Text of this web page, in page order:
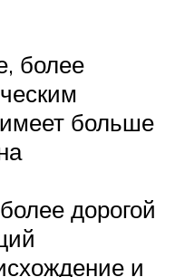
более
больше
дорогой
и